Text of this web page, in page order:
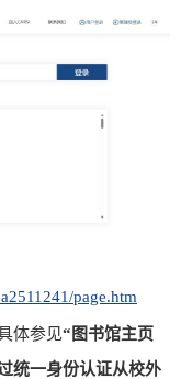
page.htm
体参见“图书馆主页
一身份认证从校外